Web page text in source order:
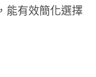
能有效簡化選擇